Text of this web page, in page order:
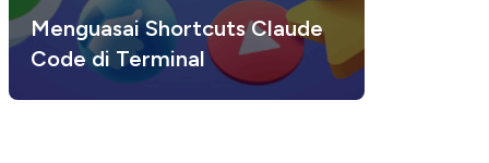
CI/CD: Continuous Integration
dan Continuous Deployment
untuk Developer Modern
Menguasai Shortcuts Claude
Code di Terminal
Tips dan Trik Menggunakan
Claude Code untuk
Developer: Maksimalkan